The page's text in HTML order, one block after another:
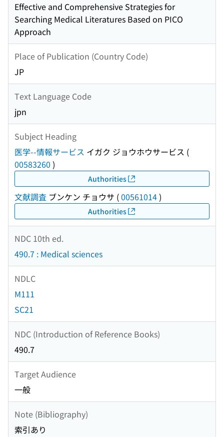
Effective and Comprehensive Strategies for
Searching Medical Literatures Based on PICO
Approach
Place of Publication (Country Code)
JP
Text Language Code
jpn
Subject Heading
医学--情報サービス イガク ジョウホウサービス (
00583260 )
Authorities
文献調査 ブンケン チョウサ (00561014)
Authorities
NDC 10th ed.
490.7 : Medical sciences
NDLC
M111
SC21
NDC (Introduction of Reference Books)
490.7
Target Audience
一般
Note (Bibliography)
索引あり